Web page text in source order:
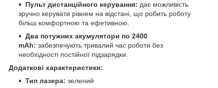
Пульт дистанційного керування: дає можливість
зручно керувати рівнем на відстані, що робить роботу
більш комфортною та ефетивною.
Два потужних акумулятори по 2400
mAh: забезпечують тривалий час роботи без
необхідності постійної підзарядки.
Додаткові характеристики:
Тип лазера: зелений